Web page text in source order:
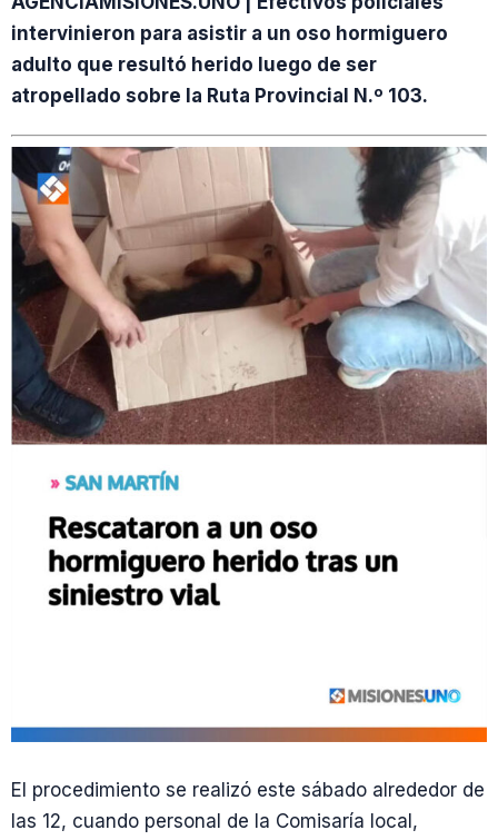
intervinieron para asistir a un oso hormiguero
adulto que resultó herido luego de ser
atropellado sobre la Ruta Provincial N.º 103.
El procedimiento se realizó este sábado alrededor de
las 12, cuando personal de la Comisaría local,